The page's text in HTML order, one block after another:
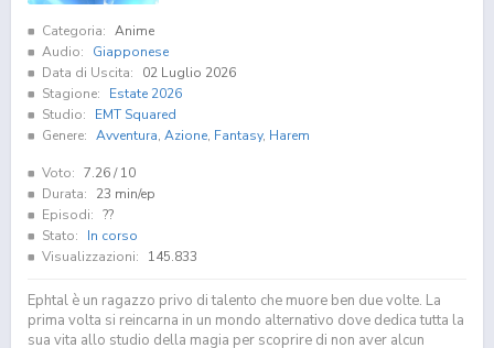
Categoria: Anime
Audio:
Giapponese
Data di Uscita:
02 Luglio 2026
Stagione:
Estate 2026
Studio:
EMT Squared
Genere: Avventura, Azione, Fantasy, Harem
Voto: 7.26/ 10
Durata:
23 min/ep
Episodi: ??
Stato:
In corso
Visualizzazioni:
145.833
Ephtal è un ragazzo privo di talento che muore ben due volte. La
prima volta si reincarna in un mondo alternativo dove dedica tutta la
sua vita allo studio della magia per scoprire di non aver alcun